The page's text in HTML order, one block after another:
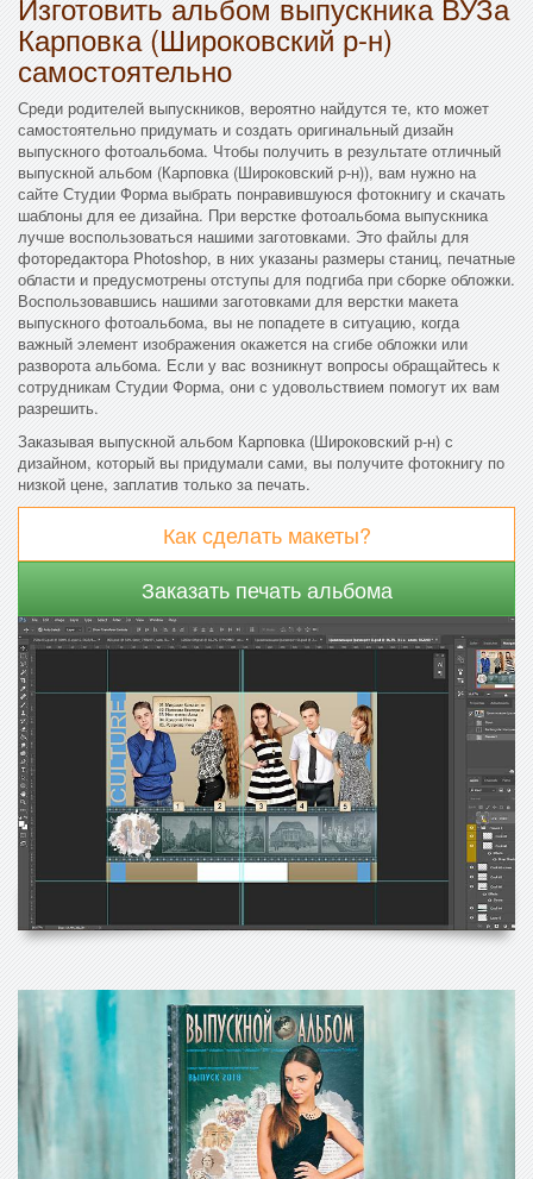
Карповка (Широковский р-н)
самостоятельно
Среди родителей выпускников, вероятно найдутся те, кто может
самостоятельно придумать и создать оригинальный дизайн
выпускного фотоальбома. Чтобы получить в результате отличный
выпускной альбом (Карповка (Широковский р-н)), вам нужно на
сайте Студии Форма выбрать понравившуюся фотокнигу и скачать
шаблоны для ее дизайна. При верстке фотоальбома выпускника
лучше воспользоваться нашими заготовками. Это файлы для
фоторедактора Photoshop, в них указаны размеры станиц, печатные
области и предусмотрены отступы для подгиба при сборке обложки.
Воспользовавшись нашими заготовками для верстки макета
выпускного фотоальбома, вы не попадете в ситуацию, когда
важный элемент изображения окажется на сгибе обложки или
разворота альбома. Если у вас возникнут вопросы обращайтесь к
сотрудникам Студии Форма, они с удовольствием помогут их вам
разрешить.
Заказывая выпускной альбом Карповка (Широковский р-н) с
дизайном, который вы придумали сами, вы получите фотокнигу по
низкой цене, заплатив только за печать.
Как сделать макеты?
Заказать печать альбома